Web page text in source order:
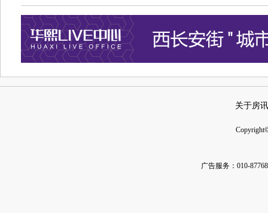
关于房讯
Copyright
广告服务：010-